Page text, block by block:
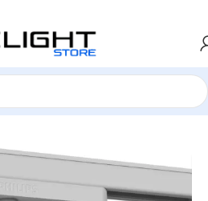
Witte Spots